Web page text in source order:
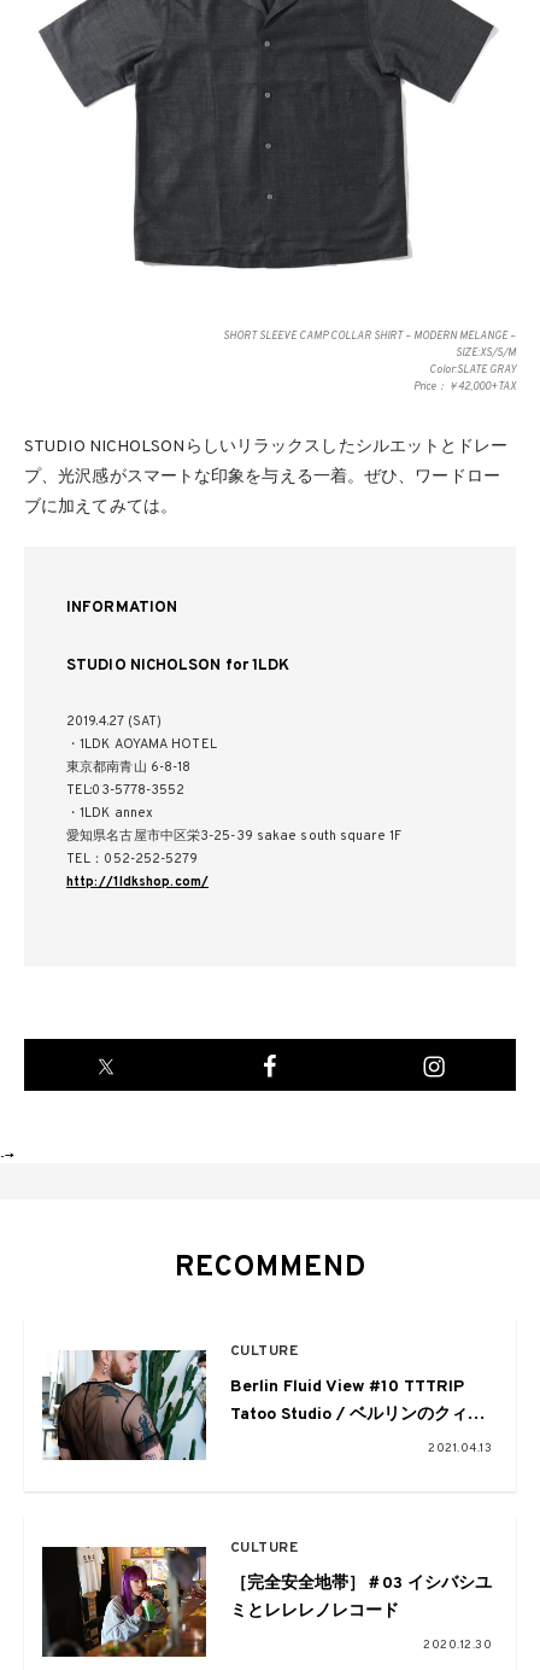
SHORT SLEEVE CAMP COLLAR SHIRT – MODERN MELANGE –
SIZE:XS/S/M
Color:SLATE GRAY
Price：￥42,000+TAX
STUDIO NICHOLSONらしいリラックスしたシルエットとドレー
プ、光沢感がスマートな印象を与える一着。ぜひ、ワードロー
ブに加えてみては。
INFORMATION
STUDIO NICHOLSON for 1LDK
2019.4.27 (SAT)
・1LDK AOYAMA HOTEL
東京都南青山 6-8-18
TEL:03-5778-3552
・1LDK annex
愛知県名古屋市中区栄3-25-39 sakae south square 1F
TEL：052-252-5279
http://1ldkshop.com/
-->
RECOMMEND
CULTURE
Berlin Fluid View #10 TTTRIP
Tatoo Studio / ベルリンのクィア
2021.04.13
CULTURE
［完全安全地帯］＃03 イシバシユ
ミとレレレノレコード
2020.12.30